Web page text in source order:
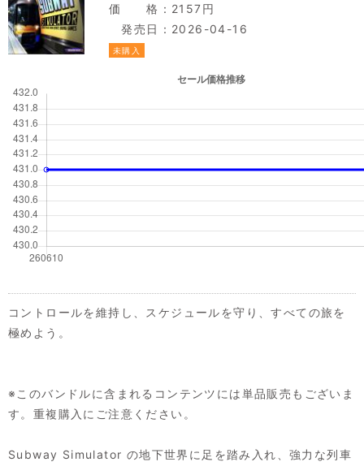
価 格：2157円
発売日：2026-04-16
未購入
コントロールを維持し、スケジュールを守り、すべての旅を
極めよう。
※このバンドルに含まれるコンテンツには単品販売もございま
す。重複購入にご注意ください。
Subway Simulator の地下世界に足を踏み入れ、強力な列車